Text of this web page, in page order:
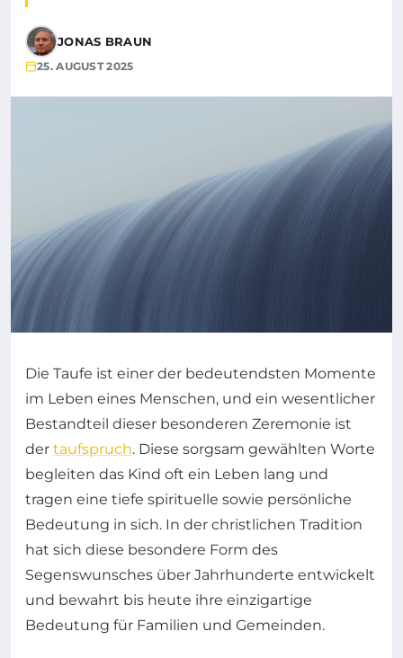
JONAS BRAUN
25. AUGUST 2025
Die Taufe ist einer der bedeutendsten Momente
im Leben eines Menschen, und ein wesentlicher
Bestandteil dieser besonderen Zeremonie ist
der taufspruch. Diese sorgsam gewählten Worte
begleiten das Kind oft ein Leben lang und
tragen eine tiefe spirituelle sowie persönliche
Bedeutung in sich. In der christlichen Tradition
hat sich diese besondere Form des
Segenswunsches über Jahrhunderte entwickelt
und bewahrt bis heute ihre einzigartige
Bedeutung für Familien und Gemeinden.